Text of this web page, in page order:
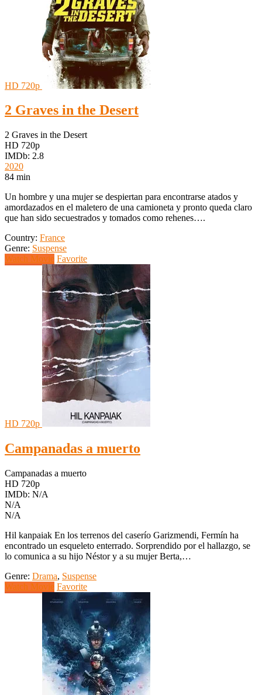
HD 720p
2 Graves in the Desert
2 Graves in the Desert
HD 720p
IMDb: 2.8
2020
84 min
Un hombre y una mujer se despiertan para encontrarse atados y
amordazados en el maletero de una camioneta y pronto queda claro
que han sido secuestrados y tomados como rehenes….
Country: France
Genre: Suspense
Watch Movie Favorite
HD 720p
Campanadas a muerto
Campanadas a muerto
HD 720p
IMDb: N/A
N/A
N/A
Hil kanpaiak En los terrenos del caserío Garizmendi, Fermín ha
encontrado un esqueleto enterrado. Sorprendido por el hallazgo, se
lo comunica a su hijo Néstor y a su mujer Berta,…
Genre: Drama, Suspense
Watch Movie Favorite